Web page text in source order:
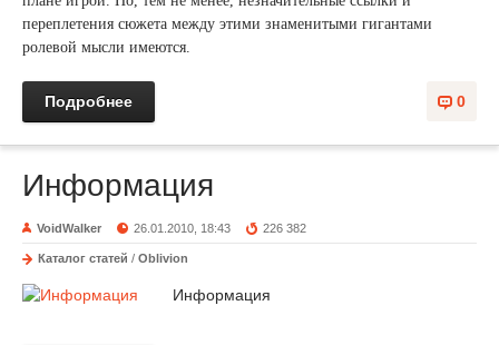
переплетения сюжета между этими знаменитыми гигантами
ролевой мысли имеются.
0
Подробнее
Информация
VoidWalker 26.01.2010, 18:43 226 382
Каталог статей / Oblivion
Информация